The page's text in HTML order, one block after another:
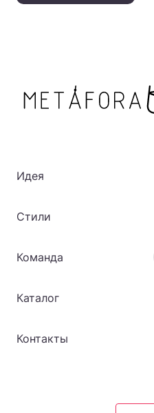
Идея
Стили
Команда
Каталог
Контакты